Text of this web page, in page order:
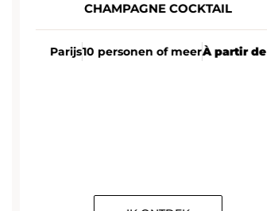
CHAMPAGNE COCKTAIL
Parijs10 personen of meerÀ partir de